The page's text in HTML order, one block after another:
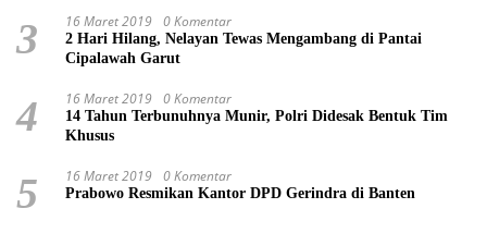
3 16 Maret 2019 0 Komentar
2 Hari Hilang, Nelayan Tewas Mengambang di Pantai
Cipalawah Garut
4 16 Maret 2019 0 Komentar
14 Tahun Terbunuhnya Munir, Polri Didesak Bentuk Tim
Khusus
5 16 Maret 2019 0 Komentar
Prabowo Resmikan Kantor DPD Gerindra di Banten